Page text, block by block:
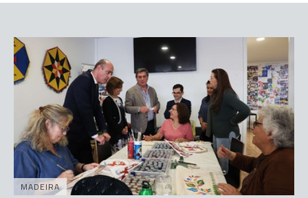
MADEIRA